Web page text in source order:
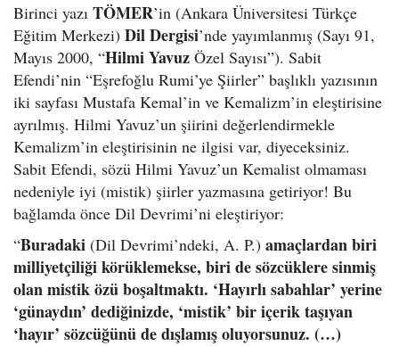
Birinci yazı TÖMER’in (Ankara Üniversitesi Türkçe
Eğitim Merkezi) Dil Dergisi’nde yayımlanmış (Sayı 91,
Mayıs 2000, “Hilmi Yavuz Özel Sayısı”). Sabit
Efendi’nin “Eşrefoğlu Rumi’ye Şiirler” başlıklı yazısının
iki sayfası Mustafa Kemal’in ve Kemalizm’in eleştirisine
ayrılmış. Hilmi Yavuz’un şiirini değerlendirmekle
Kemalizm’in eleştirisinin ne ilgisi var, diyeceksiniz.
Sabit Efendi, sözü Hilmi Yavuz’un Kemalist olmaması
nedeniyle iyi (mistik) şiirler yazmasına getiriyor! Bu
bağlamda önce Dil Devrimi’ni eleştiriyor:
“Buradaki (Dil Devrimi’ndeki, A. P.) amaçlardan biri
milliyetçiliği körüklemekse, biri de sözcüklere sinmiş
olan mistik özü boşaltmaktı. ‘Hayırlı sabahlar’ yerine
‘günaydın’ dediğinizde, ‘mistik’ bir içerik taşıyan
‘hayır’ sözcüğünü de dışlamış oluyorsunuz. (…)